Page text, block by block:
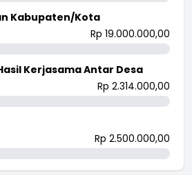
Kabupaten/Kota
Rp 19.000.000,00
Kerjasama Antar Desa
Rp 2.314.000,00
Rp 2.500.000,00